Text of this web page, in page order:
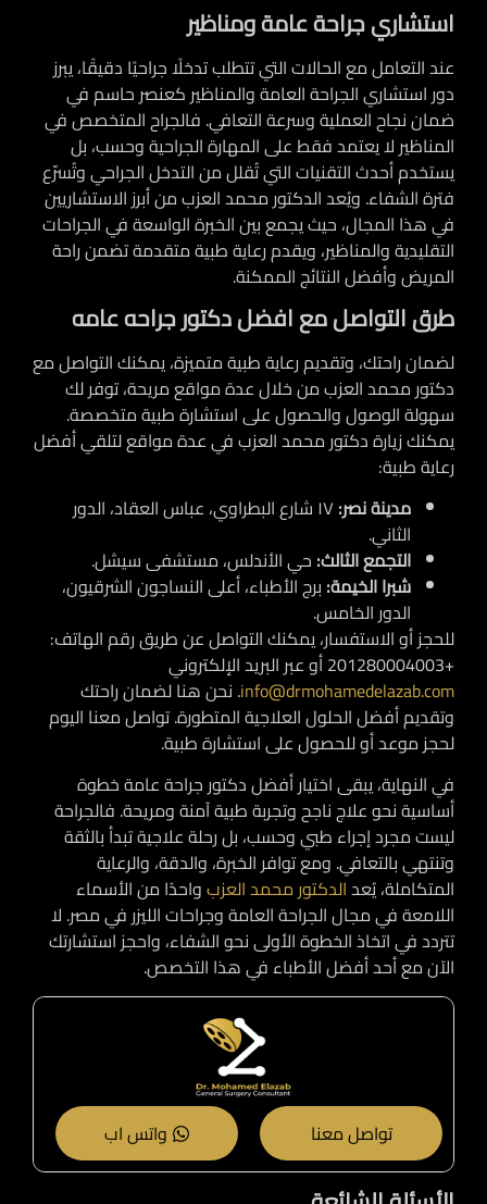
استشاري جراحة عامة ومناظير
عند التعامل مع الحالات التي تتطلب تدخلًا جراحيًا دقيقًا، يبرز
دور استشاري الجراحة العامة والمناظير كعنصر حاسم في
ضمان نجاح العملية وسرعة التعافي. فالجراح المتخصص في
المناظير لا يعتمد فقط على المهارة الجراحية وحسب، بل
يستخدم أحدث التقنيات التي تُقلل من التدخل الجراحي وتُسرّع
فترة الشفاء. ويُعد الدكتور محمد العزب من أبرز الاستشاريين
في هذا المجال، حيث يجمع بين الخبرة الواسعة في الجراحات
التقليدية والمناظير، ويقدم رعاية طبية متقدمة تضمن راحة
المريض وأفضل النتائج الممكنة.
طرق التواصل مع افضل دكتور جراحه عامه
لضمان راحتك، وتقديم رعاية طبية متميزة، يمكنك التواصل مع
دكتور محمد العزب من خلال عدة مواقع مريحة، توفر لك
سهولة الوصول والحصول على استشارة طبية متخصصة.
يمكنك زيارة دكتور محمد العزب في عدة مواقع لتلقي أفضل
رعاية طبية:
مدينة نصر:
١٧ شارع البطراوي، عباس العقاد، الدور
الثاني.
التجمع الثالث: حي الأندلس، مستشفى سيشل.
شبرا الخيمة: برج الأطباء، أعلى النساجون الشرقيون،
الدور الخامس.
للحجز أو الاستفسار، يمكنك التواصل عن طريقرقم الهاتف:
+201280004003
أو عبر البريد الإلكتروني
info@drmohamedelazab.com. نحن هنا لضمان راحتك
وتقديم أفضل الحلول العلاجية المتطورة. تواصل معنا اليوم
لحجز موعد أو للحصول على استشارة طبية.
في النهاية، يبقى اختيار أفضل دكتور جراحة عامة خطوة
أساسية نحو علاج ناجح وتجربة طبية آمنة ومريحة. فالجراحة
ليست مجرد إجراء طبي وحسب، بل رحلة علاجية تبدأ بالثقة
وتنتهي بالتعافي. ومع توافر الخبرة، والدقة، والرعاية
المتكاملة، يُعدالدكتور محمد العزبواحدًا من الأسماء
اللامعة في مجال الجراحة العامة وجراحات الليزر في مصر. لا
تتردد في اتخاذ الخطوة الأولى نحو الشفاء، واحجز استشارتك
الآن مع أحد أفضل الأطباء في هذا التخصص.
تواصل معنا واتس اب